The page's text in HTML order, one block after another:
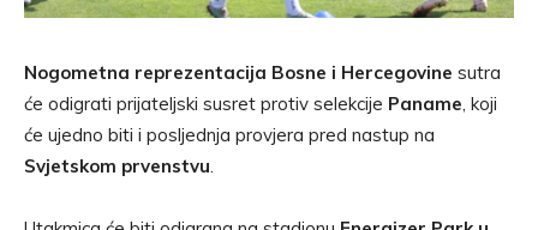
Nogometna reprezentacija Bosne i Hercegovine sutra
će odigrati prijateljski susret protiv selekcije Paname, koji
će ujedno biti i posljednja provjera pred nastup na
Svjetskom prvenstvu.